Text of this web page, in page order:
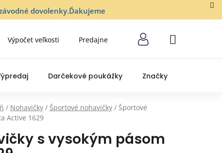
dovolenky.Ďakujeme
Výpočet veľkosti Predajne
NÁKUPNÝ
Darčekové poukážky Značky
/ Nohavičky / Športové nohavičky / Športové
Active 1629
s vysokým pásom